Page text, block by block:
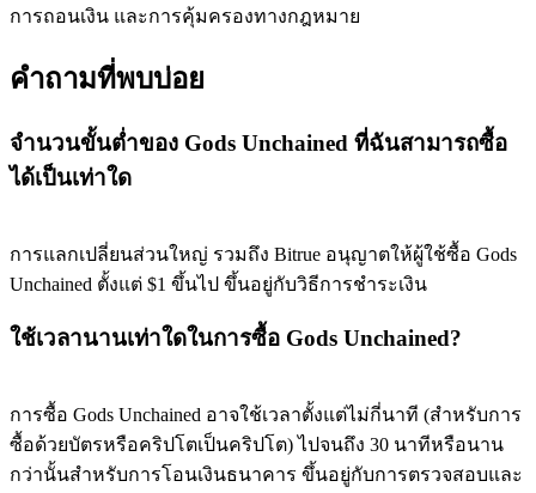
Register & Trade to Win 500,000 USDT
USDT New User Exclusive 10% APR
USDT Flexible Staking | Daily Rewards
BTC New User Exclusive: 6.5% APR
BTC Flexible Staking | Daily Rewards
การถอนเงิน และการคุ้มครองทางกฎหมาย
คำถามที่พบบ่อย
จำนวนขั้นต่ำของ Gods Unchained ที่ฉันสามารถซื้อ
ได้เป็นเท่าใด
การแลกเปลี่ยนส่วนใหญ่ รวมถึง Bitrue อนุญาตให้ผู้ใช้ซื้อ Gods
Unchained ตั้งแต่ $1 ขึ้นไป ขึ้นอยู่กับวิธีการชำระเงิน
ใช้เวลานานเท่าใดในการซื้อ Gods Unchained?
การซื้อ Gods Unchained อาจใช้เวลาตั้งแต่ไม่กี่นาที (สำหรับการ
ซื้อด้วยบัตรหรือคริปโตเป็นคริปโต) ไปจนถึง 30 นาทีหรือนาน
กว่านั้นสำหรับการโอนเงินธนาคาร ขึ้นอยู่กับการตรวจสอบและ